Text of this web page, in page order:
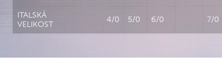
ITALSKÁ
VELIKOST
4/0 5/0 6/0 7/0